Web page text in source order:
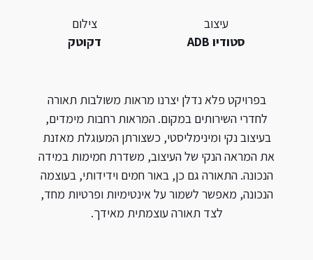
עיצוב
סטודיו ADB
צילום
דקוטק
בפרויקט פלא נדלן יצרנו מראות משולבות תאורה
לחדרי השירותים במקום. המראות רחבות מימדים,
בעיצוב נקי ומינימליסטי, כשצורתן המעוגלת מאזנת
את המראה הנקי של העיצוב, משדרת חמימות במידה
הנכונה. התאורה גם כן, באור חמים וידידותי, בעוצמה
הנכונה, מאפשר לשמור על אינטימיות ופרטיות מחד,
לצד תאורה עוצמתית מאידך.